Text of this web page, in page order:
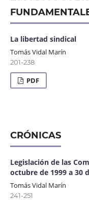
La libertad sindical
Tomás Vidal Marín
201-238
PDF
CRÓNICAS
Legislación de las
octubre de 1999 a 30
Tomás Vidal Marín
241-251